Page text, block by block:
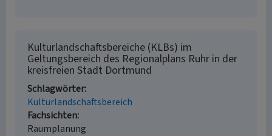
Kulturlandschaftsbereiche (KLBs) im
Geltungsbereich des Regionalplans Ruhr in der
kreisfreien Stadt Dortmund
Schlagwörter
Kulturlandschaftsbereich
Fachsichten
Raumplanung